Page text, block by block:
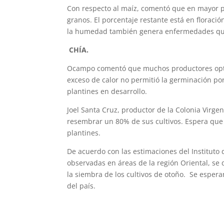
Con respecto al maíz, comentó que en
granos. El porcentaje restante está en
la humedad también genera enfermedades
CHÍA.
Ocampo comentó que muchos productores
exceso de calor no permitió la germinación
plantines en desarrollo.
Joel Santa Cruz, productor de la Colonia
resembrar un 80% de sus cultivos. Espera
plantines.
De acuerdo con las estimaciones del
observadas en áreas de la región Oriental,
la siembra de los cultivos de otoño. Se
del país.